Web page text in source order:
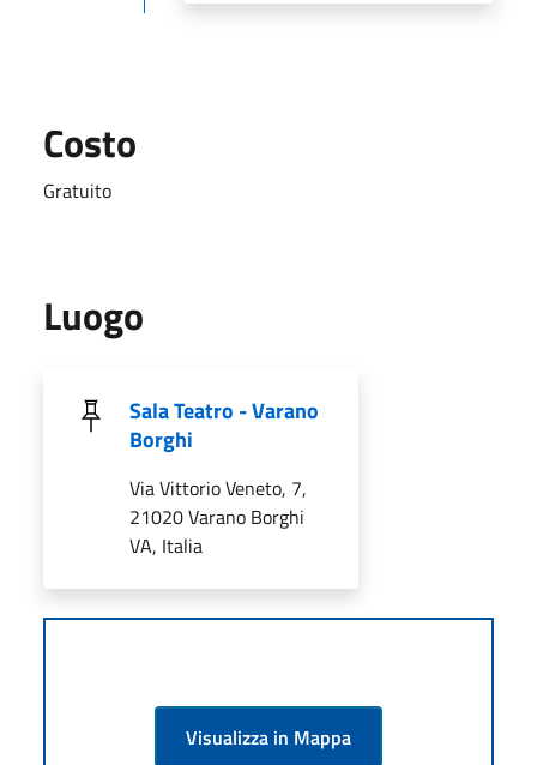
Costo
Gratuito
Luogo
Sala Teatro - Varano
Borghi
Via Vittorio Veneto, 7,
21020 Varano Borghi
VA, Italia
Visualizza in Mappa